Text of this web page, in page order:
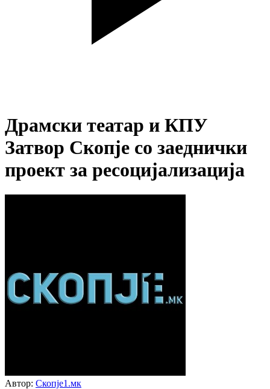
Драмски театар и КПУ
Затвор Скопје со заеднички
проект за ресоцијализација
Автор: Скопје1.мк